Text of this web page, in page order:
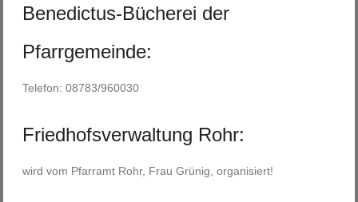
Benedictus-Bücherei der
Pfarrgemeinde:
Telefon: 08783/960030
Friedhofsverwaltung Rohr:
wird vom Pfarramt Rohr, Frau Grünig, organisiert!